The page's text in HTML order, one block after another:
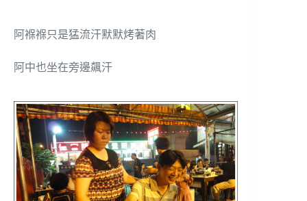
阿褓褓只是猛流汗默默烤著肉
阿中也坐在旁邊飆汗